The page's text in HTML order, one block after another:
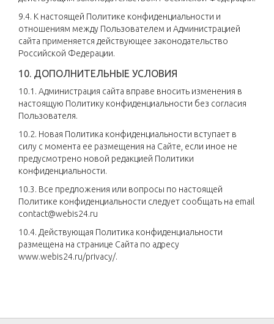
9.4. К настоящей Политике конфиденциальности и
отношениям между Пользователем и Администрацией
сайта применяется действующее законодательство
Российской Федерации.
10. ДОПОЛНИТЕЛЬНЫЕ УСЛОВИЯ
10.1. Администрация сайта вправе вносить изменения в
настоящую Политику конфиденциальности без согласия
Пользователя.
10.2. Новая Политика конфиденциальности вступает в
силу с момента ее размещения на Сайте, если иное не
предусмотрено новой редакцией Политики
конфиденциальности.
10.3. Все предложения или вопросы по настоящей
Политике конфиденциальности следует сообщать на email
contact@webis24.ru
10.4. Действующая Политика конфиденциальности
размещена на странице Сайта по адресу
www.webis24.ru/privacy/.